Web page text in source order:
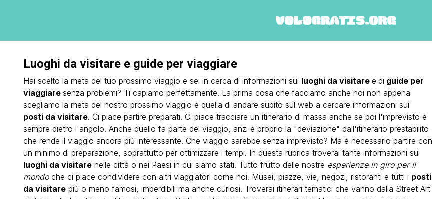
Luoghi da visitare e guide per viaggiare
Hai scelto la meta del tuo prossimo viaggio e sei in cerca di informazioni sui luoghi da visitare e di guide per
viaggiare senza problemi? Ti capiamo perfettamente. La prima cosa che facciamo anche noi non appena
scegliamo la meta del nostro prossimo viaggio è quella di andare subito sul web a cercare informazioni sui
posti da visitare. Ci piace partire preparati. Ci piace tracciare un itinerario di massa anche se poi l'imprevisto è
sempre dietro l'angolo. Anche quello fa parte del viaggio, anzi è proprio la "deviazione" dall'itinerario prestabilito
che rende il viaggio ancora più interessante. Che viaggio sarebbe senza imprevisto? Ma è necessario partire con
un minimo di preparazione, soprattutto per ottimizzare i tempi. In questa rubrica troverai tante informazioni sui
luoghi da visitare nelle città o nei Paesi in cui siamo stati. Tutto frutto delle nostre esperienze in giro per il
mondoche ci piace condividere con altri viaggiatori come noi. Musei, piazze, vie, negozi, ristoranti e tutti i posti
da visitare più o meno famosi, imperdibili ma anche curiosi. Troverai itinerari tematici che vanno dalla Street Art